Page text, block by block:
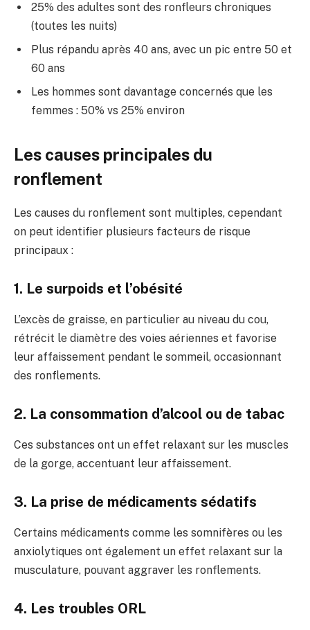
25% des adultes sont des ronfleurs chroniques
(toutes les nuits)
Plus répandu après 40 ans, avec un pic entre 50 et
60 ans
Les hommes sont davantage concernés que les
femmes : 50% vs 25% environ
Les causes principales du
ronflement
Les causes du ronflement sont multiples, cependant
on peut identifier plusieurs facteurs de risque
principaux :
1. Le surpoids et l’obésité
L’excès de graisse, en particulier au niveau du cou,
rétrécit le diamètre des voies aériennes et favorise
leur affaissement pendant le sommeil, occasionnant
des ronflements.
2. La consommation d’alcool ou de tabac
Ces substances ont un effet relaxant sur les muscles
de la gorge, accentuant leur affaissement.
3. La prise de médicaments sédatifs
Certains médicaments comme les somnifères ou les
anxiolytiques ont également un effet relaxant sur la
musculature, pouvant aggraver les ronflements.
4. Les troubles ORL